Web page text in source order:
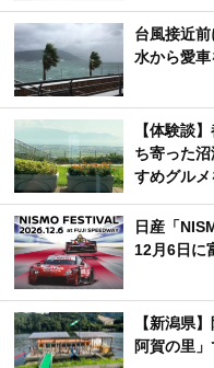
台風接近
水から愛
【体験談
ち寄った
すめグル
日産「
12月6日に
【新潟県
阿賀の里